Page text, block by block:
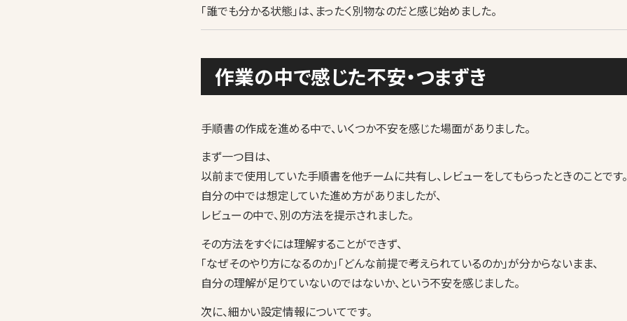
「誰でも分かる状態」は、まったく別物なのだと感じ始めました。
作業の中で感じた不安・つまずき
手順書の作成を進める中で、いくつか不安を感じた場面がありました。
まず一つ目は、
以前まで使用していた手順書を他チームに共有し、レビューをしてもらったときのことです。
自分の中では想定していた進め方がありましたが、
レビューの中で、別の方法を提示されました。
その方法をすぐには理解することができず、
「なぜそのやり方になるのか」「どんな前提で考えられているのか」が分からないまま、
自分の理解が足りていないのではないか、という不安を感じました。
次に、細かい設定情報についてです。